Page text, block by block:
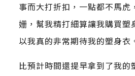
事而大打折扣，一點都不馬虎
姗，幫我精打細算讓我購買塑
以我真的非常期待我的塑身衣
比預計時間還提早拿到了我的